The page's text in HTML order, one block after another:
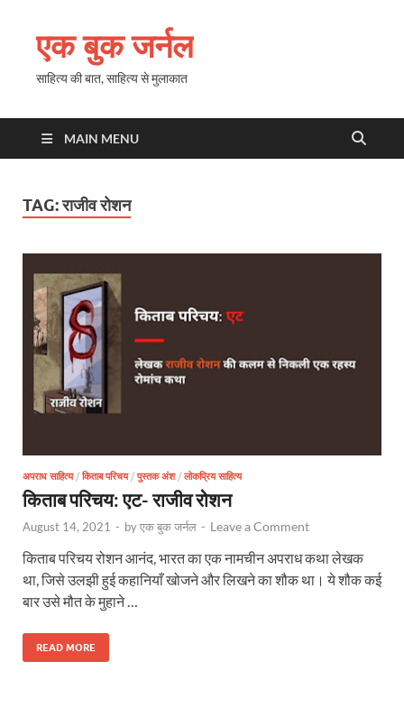
एक बुक जर्नल
साहित्य की बात, साहित्य से मुलाकात
MAIN MENU
TAG:राजीव रोशन
अपराध साहित्य/ किताब परिचय/ पुस्तक अंश/ लोकप्रिय साहित्य
किताब परिचय: एट- राजीव रोशन
August 14, 2021 - byएक बुक जर्नल - Leave a Comment
किताब परिचय रोशन आनंद, भारत का एक नामचीन अपराध कथा लेखक
था, जिसे उलझी हुई कहानियाँ खोजने और लिखने का शौक था। ये शौक कई
बार उसे मौत के मुहाने …
READ MORE